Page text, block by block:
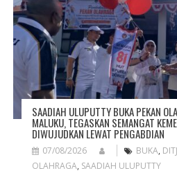
O
N
SAADIAH ULUPUTTY BUKA PEKAN
MALUKU, TEGASKAN SEMANGAT
DIWUJUDKAN LEWAT PENGABDIAN
07/08/2026 BUKA,
OLAHRAGA, SAADIAH ULUPUTTY